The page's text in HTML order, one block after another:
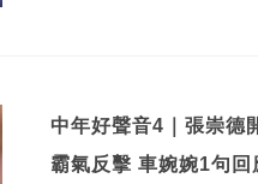
中年好聲音4｜張崇德
霸氣反擊 車婉婉1句回